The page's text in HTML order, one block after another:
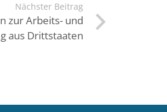
Nächster Beitrag
zur Arbeits- und
aus Drittstaaten